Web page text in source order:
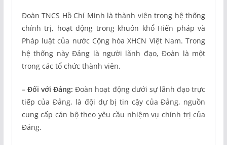
Đoàn TNCS Hồ Chí Minh là thành viên trong hệ thống
chính trị, hoạt động trong khuôn khổ Hiến pháp và
Pháp luật của nước Cộng hòa XHCN Việt Nam. Trong
hệ thống này Đảng là người lãnh đạo, Đoàn là một
trong các tổ chức thành viên.
– Đối với Đảng: Đoàn hoạt động dưới sự lãnh đạo trực
tiếp của Đảng, là đội dự bị tin cậy của Đảng, nguồn
cung cấp cán bộ theo yêu cầu nhiệm vụ chính trị của
Đảng.